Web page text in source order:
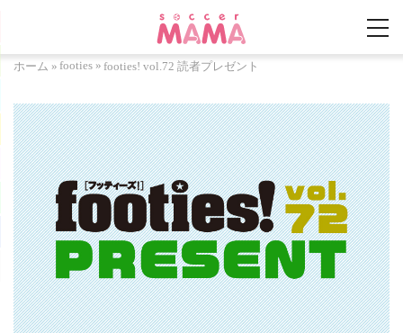
ホーム » footies » footies! vol.72 読者プレゼント